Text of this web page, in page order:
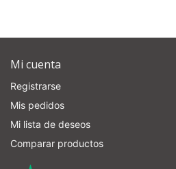
Mi cuenta
Registrarse
Mis pedidos
Mi lista de deseos
Comparar productos